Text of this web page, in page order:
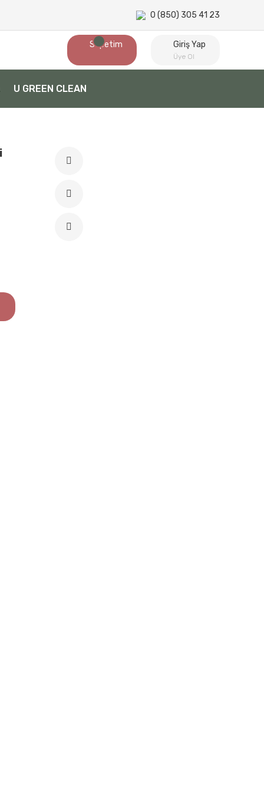
0 (850) 305 41 23
Sepetim Giriş Yap
Üye Ol
U GREEN CLEAN